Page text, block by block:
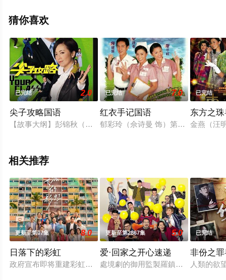
剧全集就来星辰影视，更多相关信息可移步至豆瓣电视
猜你喜欢
已完结 2.0
尖子攻略国语
【故事大纲】彭锦秋（欧阳震华饰）是个投机主义者，因一次
已完结 7.0
红衣手记国语
郁彩玲（佘诗曼 饰）第一天去护校
已完结
东方之
金燕（汪
相关推荐
更新至第07集 8.0
日落下的彩虹
政府宣布即将重建彩虹邨──这条超过60年的名牌屋邨，满载香
更新至第2867集 5.0
爱·回家之开心速递
處境劇的御用監製羅鎮岳已經準備開
已完结
非份之
人類的欲